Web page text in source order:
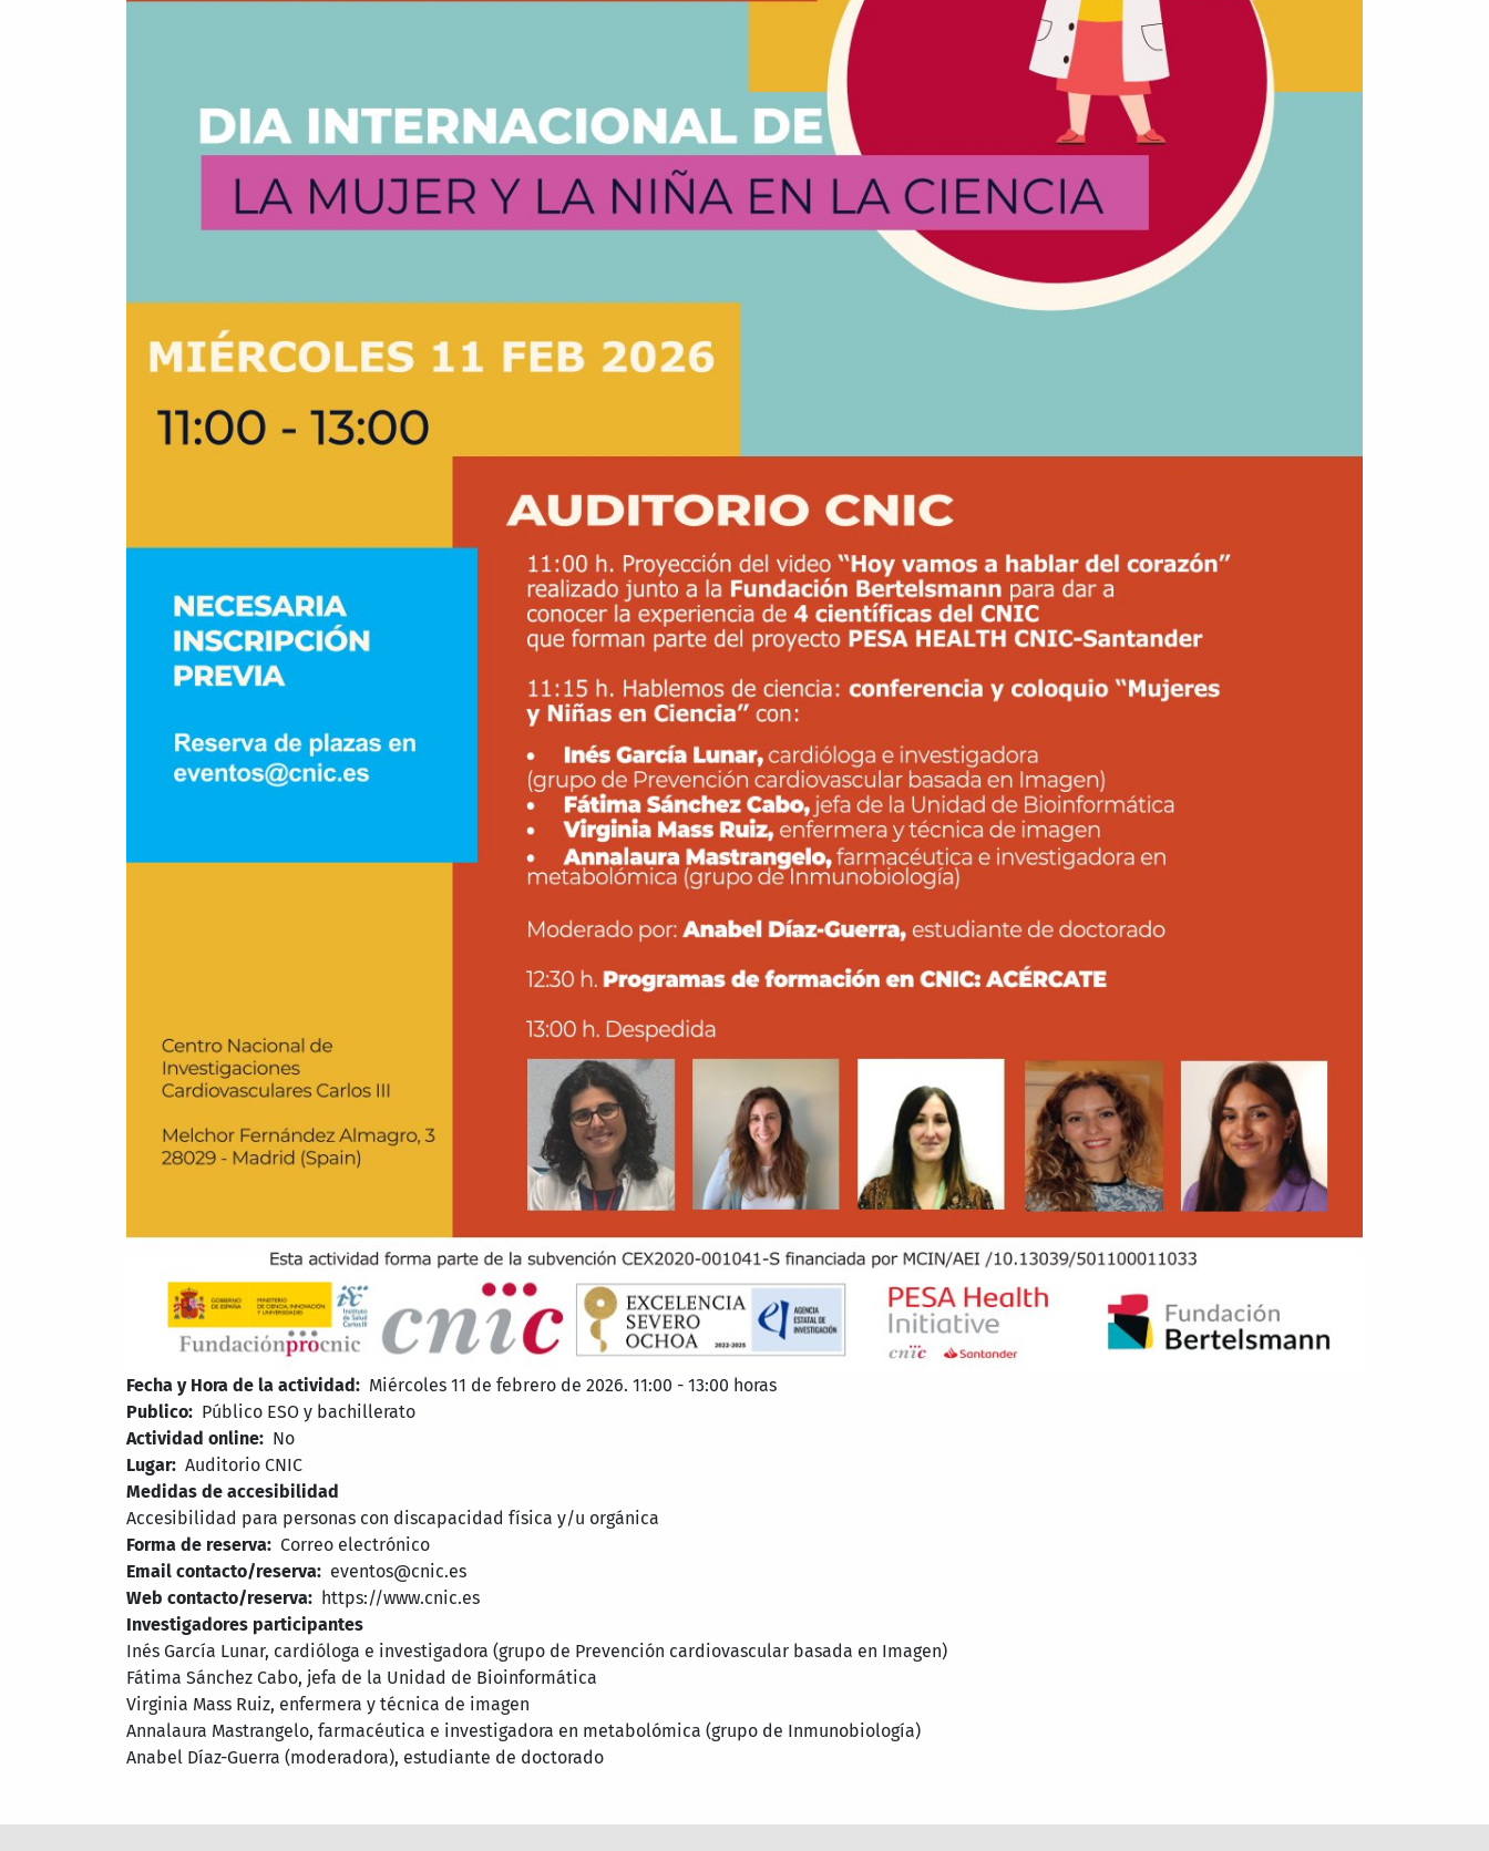
Fecha y Hora de la actividad
Miércoles 11 de febrero de 2026. 11:00 - 13:00 horas
Publico
Público ESO y bachillerato
Actividad online
No
Lugar
Auditorio CNIC
Medidas de accesibilidad
Accesibilidad para personas con discapacidad física y/u orgánica
Forma de reserva
Correo electrónico
Email contacto/reserva
eventos@cnic.es
Web contacto/reserva
https://www.cnic.es
Investigadores participantes
Inés García Lunar, cardióloga e investigadora (grupo de Prevención cardiovascular basada en Imagen)
Fátima Sánchez Cabo, jefa de la Unidad de Bioinformática
Virginia Mass Ruiz, enfermera y técnica de imagen
Annalaura Mastrangelo, farmacéutica e investigadora en metabolómica (grupo de Inmunobiología)
Anabel Díaz-Guerra (moderadora), estudiante de doctorado